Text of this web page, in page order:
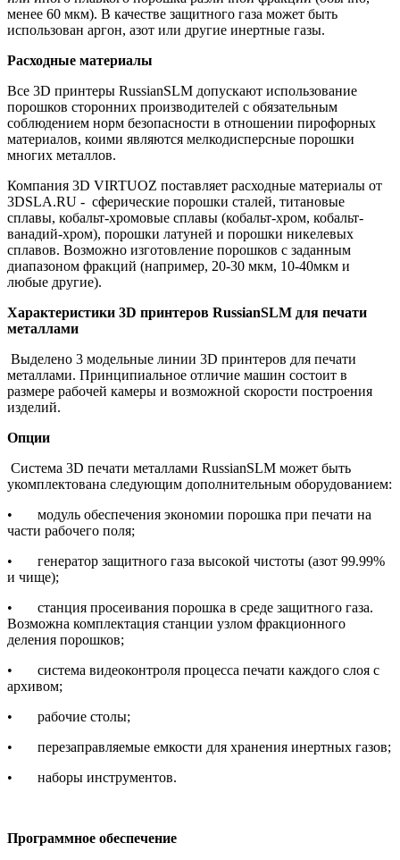
менее 60 мкм). В качестве защитного газа может быть
использован аргон, азот или другие инертные газы.
Расходные материалы
Все 3D принтеры RussianSLM допускают использование
порошков сторонних производителей с обязательным
соблюдением норм безопасности в отношении пирофорных
материалов, коими являются мелкодисперсные порошки
многих металлов.
Компания 3D VIRTUOZ поставляет расходные материалы от
3DSLA.RU - сферические порошки сталей, титановые
сплавы, кобальт-хромовые сплавы (кобальт-хром, кобальт-
ванадий-хром), порошки латуней и порошки никелевых
сплавов. Возможно изготовление порошков с заданным
диапазоном фракций (например, 20-30 мкм, 10-40мкм и
любые другие).
Характеристики 3D принтеров RussianSLM для печати
металлами
Выделено 3 модельные линии 3D принтеров для печати
металлами. Принципиальное отличие машин состоит в
размере рабочей камеры и возможной скорости построения
изделий.
Опции
Система 3D печати металлами RussianSLM может быть
укомплектована следующим дополнительным оборудованием:
• модуль обеспечения экономии порошка при печати на
части рабочего поля;
• генератор защитного газа высокой чистоты (азот 99.99%
и чище);
• станция просеивания порошка в среде защитного газа.
Возможна комплектация станции узлом фракционного
деления порошков;
• система видеоконтроля процесса печати каждого слоя с
архивом;
• рабочие столы;
• перезаправляемые емкости для хранения инертных газов;
• наборы инструментов.
Программное обеспечение